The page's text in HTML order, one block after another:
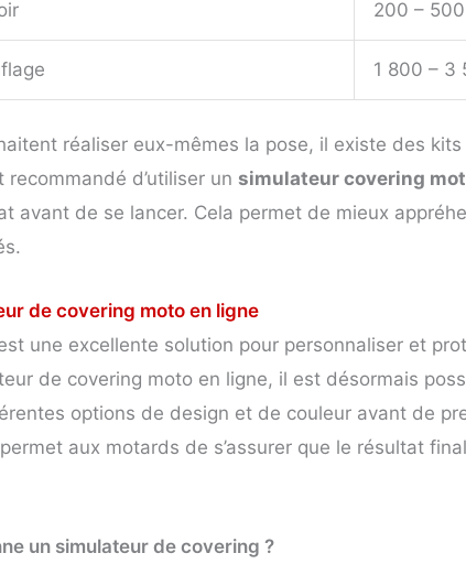
200 – 500
1 800 – 3
réaliser eux-mêmes la pose, il existe des
recommandé d’utiliser unsimulateur covering
avant de se lancer. Cela permet de mieux
de covering moto en ligne
une excellente solution pour personnaliser et
de covering moto en ligne, il est désormais
options de design et de couleur avant de
aux motards de s’assurer que le résultat
un simulateur de covering ?